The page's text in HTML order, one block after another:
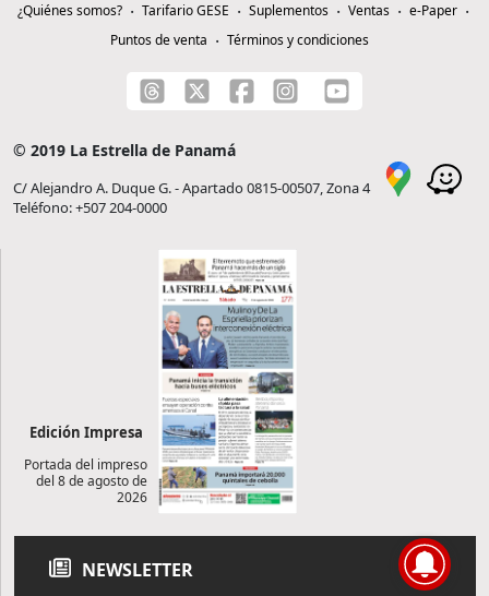
¿Quiénes somos? Tarifario GESE Suplementos Ventas
e-Paper
Puntos de venta
Términos y condiciones
© 2019 La Estrella de Panamá
C/ Alejandro A. Duque G. - Apartado 0815-00507, Zona 4
Teléfono: +507 204-0000
Edición Impresa
Portada del impreso
del 8 de agosto de
2026
NEWSLETTER